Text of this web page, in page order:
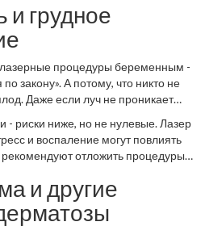
и приведет к неравномерному
солярия, ни солнца, ни кремов с
и грудное
процедуры беременным -
закону». А потому, что никто не
Даже если луч не проникает
фон. И это не гипотеза. В
случаи, когда после лазерной
возникали изменения в
- риски ниже, но не нулевые. Лазер
и воспаление могут повлиять
отложить процедуры
на животе - там много сосудов и
к гормональным скачкам.
и другие